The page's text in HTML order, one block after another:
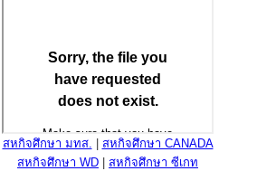
สหกิจศึกษา มทส.
สหกิจศึกษา CANADA
สหกิจศึกษา WD
สหกิจศึกษา ซีเกท